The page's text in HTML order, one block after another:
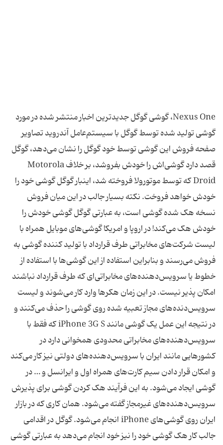
Nexus One، گوشی گوگل جدیدترین اخبار منتشر شده در مورد
گوشی تولید شده توسط گوگل با سیستم‌عامل آندروید تصاویر
صفحه فروش این گوشی توسط خود گوگل را نشان می‌دهد، گوگل
قصد دارد گوشی‌اش را خودش بفروشد، بر خلاف Motorola
Droid که توسط موتورولا فروخته شد، اینبار گوگل گوشی خود را
خودش خواهد فروخت. نکته بسیار جالب در این میان فروش
نسخه هک شده گوشی است، به عبارتی گوگل گوشی خودش را
خودش هک می‌کند! در اروپا و امریکا گوشی‌های موبایل همراه با
لیست شرکت‌های مخابراتی طرف قرارداد با تولید کننده گوشی به
فروش می‌رسند و بنابراین استفاده از این گوشی‌ها با استفاده از
خطوط یا سرویس‌دهنده‌های مخابراتی‌ای که طرف قرارداد نباشند
امکان پذیر نیست. در این زمان هکرها وارد کار می‌شوند و لیست
سرویس‌دنده‌های مجاز تعبیه شده روی گوشی را حذف می‌کنند و
در نتیجه این عمل یک گوشی مانند iPhone 3G S که فقط با
سرویس‌دهنده‌های مخابراتی محدودی همخوانی دارد در
کشورهایی مانند ایران با سرویس‌دهنده‌های دولتی نیز کار می‌کند
و امکان قرار دادن سیم کارت‌های همراه اول و ایرانسل و … در
گوشی ایجاد می‌شود. به این فرآیند هک کردن گوشی برای پذیرش
سرویس‌دهنده‌های غیرمجاز گفته می‌شود. همان کاری که در بازار
ایران روی گوشی‌های iPhone انجام می‌شود. گوگل در اقدامی
جالب کار هک گوشی خود را نیز خود انجام می‌دهد به عبارتی گوشی